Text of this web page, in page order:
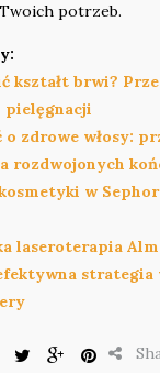
potrzeb.
kształt brwi?
o zdrowe włosy:
rozdwojonych
w
laseroterapia
strategia